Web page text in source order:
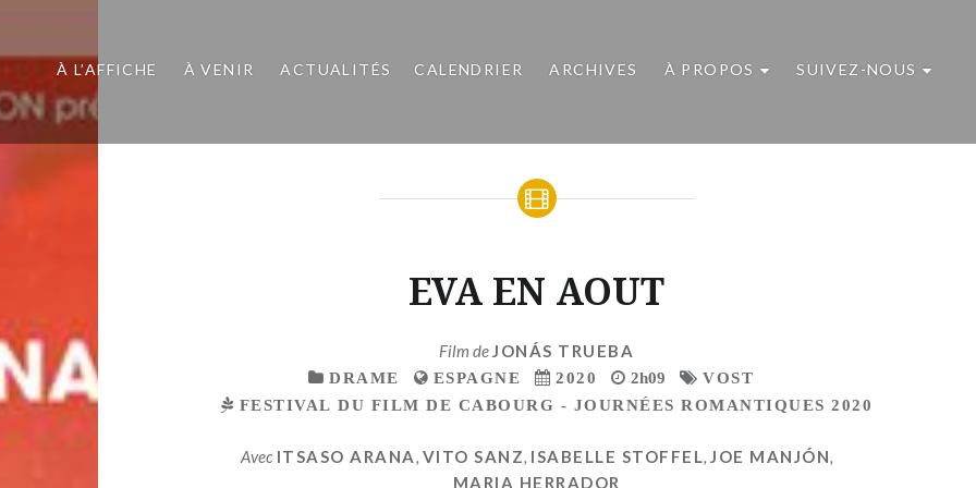
À L’AFFICHE À VENIR ACTUALITÉS CALENDRIER ARCHIVES À PROPOS SUIVEZ-NOUS
EVA EN AOUT
Film deJONÁS TRUEBA
DRAME ESPAGNE 2020 2h09
VOST
FESTIVAL DU FILM DE CABOURG - JOURNÉES ROMANTIQUES 2020
Avec ITSASO ARANA VITO SANZ ISABELLE STOFFEL JOE MANJÓN
MARIA HERRADOR